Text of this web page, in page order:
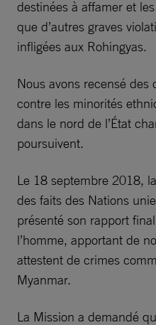
destinées à affamer et
que d’autres graves
infligées aux Rohingyas.
Nous avons recensé
contre les minorités
dans le nord de l’État
poursuivent.
Le 18 septembre 2018,
des faits des Nations
présenté son rapport
l’homme, apportant de
attestent de crimes
Myanmar.
La Mission a demandé